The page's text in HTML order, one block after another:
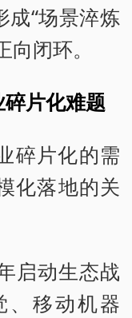
成“场景淬炼
闭环。
片化难题
碎片化的需
化落地的关
启动生态战
、移动机器